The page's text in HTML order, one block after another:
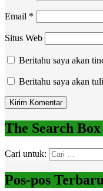
Email *
Situs Web
Beritahu saya akan
Beritahu saya akan
The Search Box
Cari untuk:
Pos-pos Terbaru